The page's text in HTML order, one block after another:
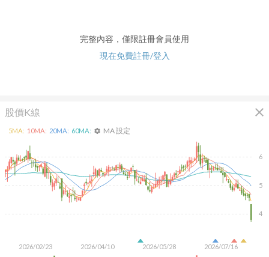
完整內容，僅限註冊會員使用
現在免費註冊/登入
股價K線 close
2026/02/23 2026/04/10 2026/05/28 2026/07/16
4
5
6
5MA: 10MA: 20MA: 60MA: settings MA 設定